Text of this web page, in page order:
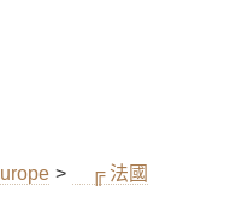
>
╔ 法國